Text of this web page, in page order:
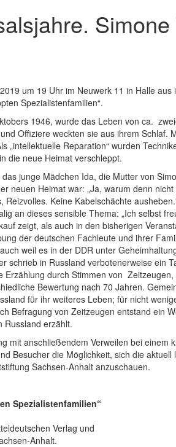
um 19 Uhr im Neuwerk 11 in Halle aus
Spezialistenfamilien“.
1946, wurde das Leben von ca.
Offiziere weckten sie aus ihrem Schlaf.
„intellektuelle Reparation“ wurden
die neue Heimat verschleppt.
junge Mädchen Ida, die Mutter von
neuen Heimat war: „Ja, warum denn
Keine Kabelschächte
an dieses sensible Thema: „Ich selbst
zeigt, als auch in den bisherigen
der deutschen Fachleute und ihrer
weil es in der DDR unter
schrieb in Russland verbotenerweise ein
durch Stimmen von
Bewertung nach 70 Jahren.
für ihr weiteres Leben; für nicht
Befragung von Zeitzeugen entstand ein
Russland erzählt.
mit anschließendem Verweilen bei einem
Besucher die Möglichkeit, sich die aktuell
Sachsen-Anhalt anzuschauen.
Spezialistenfamilien“
Verlag und
Anhalt.